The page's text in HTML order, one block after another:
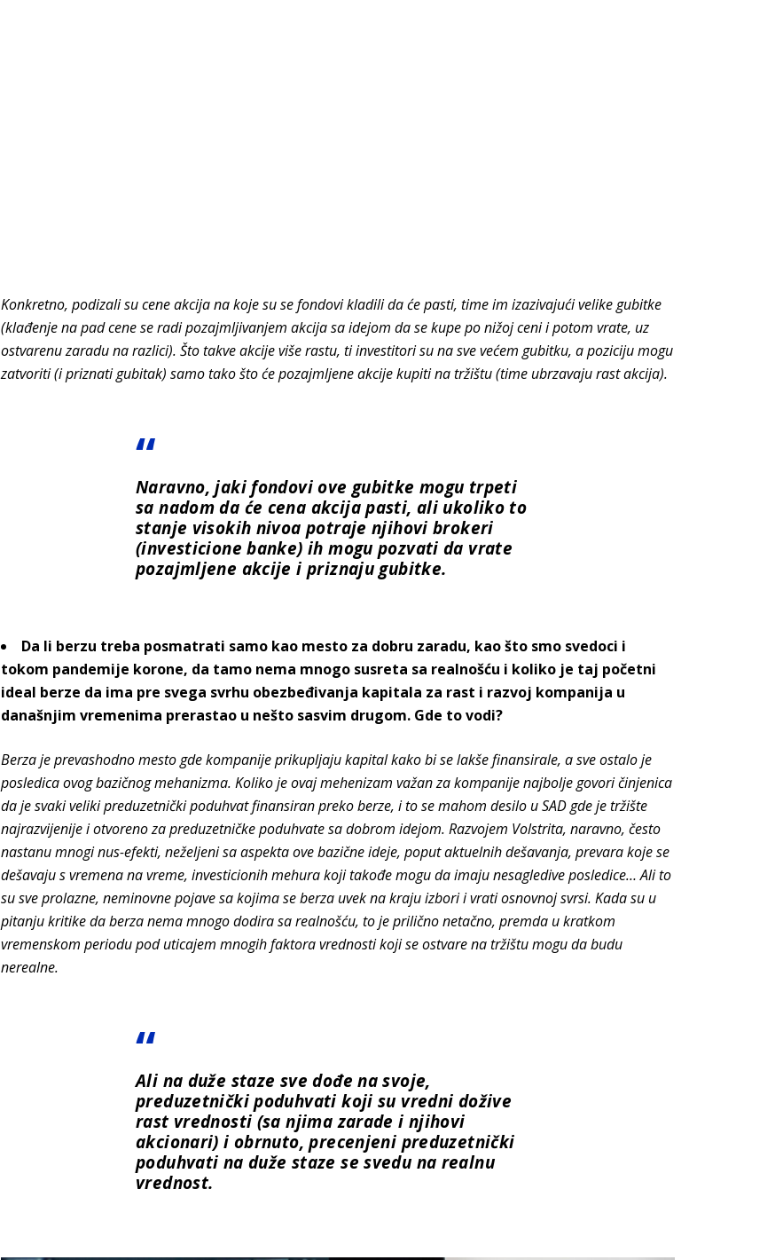
Konkretno, podizali su cene akcija na koje su se fondovi kladili da će pasti, time im izazivajući velike gubitke
(klađenje na pad cene se radi pozajmljivanjem akcija sa idejom da se kupe po nižoj ceni i potom vrate, uz
ostvarenu zaradu na razlici). Što takve akcije više rastu, ti investitori su na sve većem gubitku, a poziciju mogu
zatvoriti (i priznati gubitak) samo tako što će pozajmljene akcije kupiti na tržištu (time ubrzavaju rast akcija).
Naravno, jaki fondovi ove gubitke mogu trpeti
sa nadom da će cena akcija pasti, ali ukoliko to
stanje visokih nivoa potraje njihovi brokeri
(investicione banke) ih mogu pozvati da vrate
pozajmljene akcije i priznaju gubitke.
Da li berzu treba posmatrati samo kao mesto za dobru zaradu, kao što smo svedoci i
tokom pandemije korone, da tamo nema mnogo susreta sa realnošću i koliko je taj početni
ideal berze da ima pre svega svrhu obezbeđivanja kapitala za rast i razvoj kompanija u
današnjim vremenima prerastao u nešto sasvim drugom. Gde to vodi?
Berza je prevashodno mesto gde kompanije prikupljaju kapital kako bi se lakše finansirale, a sve ostalo je
posledica ovog bazičnog mehanizma. Koliko je ovaj mehenizam važan za kompanije najbolje govori činjenica
da je svaki veliki preduzetnički poduhvat finansiran preko berze, i to se mahom desilo u SAD gde je tržište
najrazvijenije i otvoreno za preduzetničke poduhvate sa dobrom idejom. Razvojem Volstrita, naravno, često
nastanu mnogi nus-efekti, neželjeni sa aspekta ove bazične ideje, poput aktuelnih dešavanja, prevara koje se
dešavaju s vremena na vreme, investicionih mehura koji takođe mogu da imaju nesagledive posledice… Ali to
su sve prolazne, neminovne pojave sa kojima se berza uvek na kraju izbori i vrati osnovnoj svrsi. Kada su u
pitanju kritike da berza nema mnogo dodira sa realnošću, to je prilično netačno, premda u kratkom
vremenskom periodu pod uticajem mnogih faktora vrednosti koji se ostvare na tržištu mogu da budu
nerealne.
Ali na duže staze sve dođe na svoje,
preduzetnički poduhvati koji su vredni dožive
rast vrednosti (sa njima zarade i njihovi
akcionari) i obrnuto, precenjeni preduzetnički
poduhvati na duže staze se svedu na realnu
vrednost.